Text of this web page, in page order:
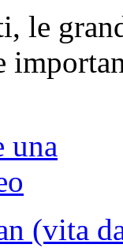
le
(vita